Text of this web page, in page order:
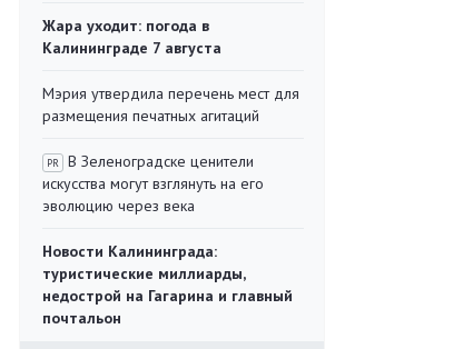
Жара уходит: погода в
Калининграде 7 августа
Мэрия утвердила перечень мест для
размещения печатных агитаций
PR
В Зеленоградске ценители
искусства могут взглянуть на его
эволюцию через века
Новости Калининграда:
туристические миллиарды,
недострой на Гагарина и главный
почтальон